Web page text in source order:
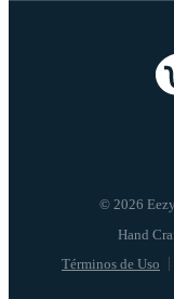
© 2026
Términos de Uso